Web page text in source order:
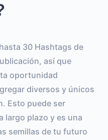
30 Hashtags de
así que
oportunidad
diversos y únicos
Esto puede ser
largo plazo y es una
semillas de tu futuro